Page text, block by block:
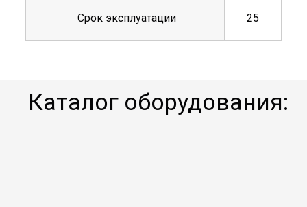
Срок эксплуатации 25
Каталог оборудования: